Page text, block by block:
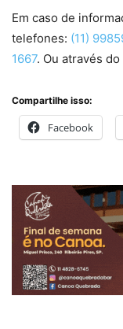
Em caso de
telefones: (11)
1667. Ou através
Compartilhe isso:
Facebook